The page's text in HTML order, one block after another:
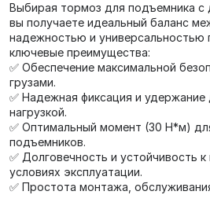
Выбирая тормоз для подъемника с
вы получаете идеальный баланс
надежностью и универсальностью
ключевые преимущества:
✅ Обеспечение максимальной
грузами.
✅ Надежная фиксация и
нагрузкой.
✅ Оптимальный момент (30 Н*м)
подъемников.
✅ Долговечность и устойчивость
условиях эксплуатации.
✅ Простота монтажа,